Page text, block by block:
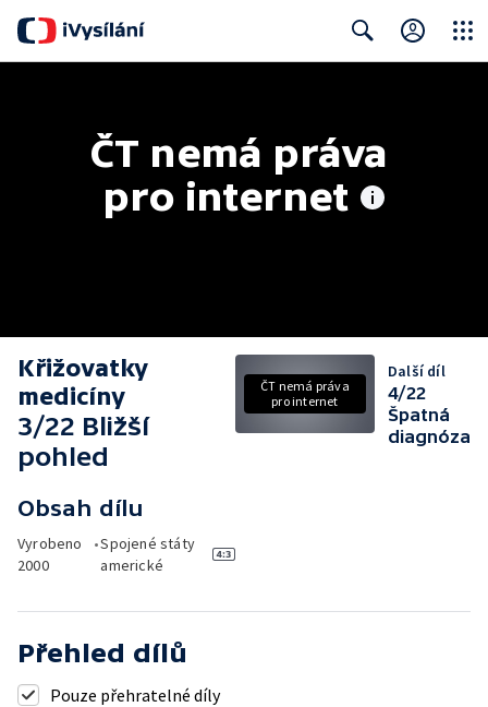
ČT nemá práva
pro internet
Křižovatky
medicíny
3/22 Bližší
pohled
Obsah dílu
Vyrobeno
2000
•Spojené státy
americké
ČT nemá práva
pro internet
Další díl
4/22
Špatná
diagnóza
Přehled dílů
Pouze přehratelné díly